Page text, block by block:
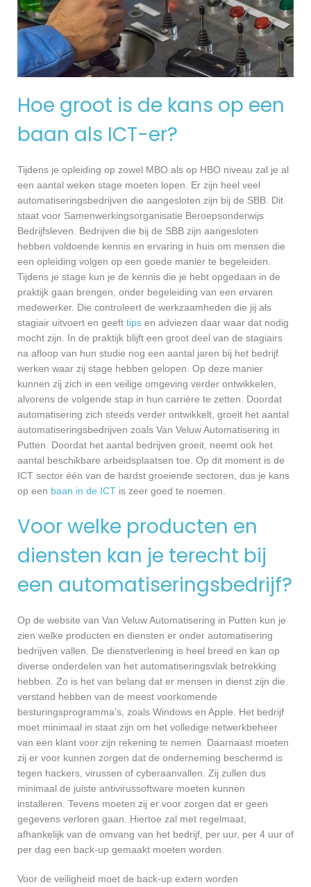
Hoe groot is de kans op een
baan als ICT-er?
Tijdens je opleiding op zowel MBO als op HBO niveau zal je al
een aantal weken stage moeten lopen. Er zijn heel veel
automatiseringsbedrijven die aangesloten zijn bij de SBB. Dit
staat voor Samenwerkingsorganisatie Beroepsonderwijs
Bedrijfsleven. Bedrijven die bij de SBB zijn aangesloten
hebben voldoende kennis en ervaring in huis om mensen die
een opleiding volgen op een goede manier te begeleiden.
Tijdens je stage kun je de kennis die je hebt opgedaan in de
praktijk gaan brengen, onder begeleiding van een ervaren
medewerker. Die controleert de werkzaamheden die jij als
stagiair uitvoert en geeft tips en adviezen daar waar dat nodig
mocht zijn. In de praktijk blijft een groot deel van de stagiairs
na afloop van hun studie nog een aantal jaren bij het bedrijf
werken waar zij stage hebben gelopen. Op deze manier
kunnen zij zich in een veilige omgeving verder ontwikkelen,
alvorens de volgende stap in hun carrière te zetten. Doordat
automatisering zich steeds verder ontwikkelt, groeit het aantal
automatiseringsbedrijven zoals Van Veluw Automatisering in
Putten. Doordat het aantal bedrijven groeit, neemt ook het
aantal beschikbare arbeidsplaatsen toe. Op dit moment is de
ICT sector één van de hardst groeiende sectoren, dus je kans
op een baan in de ICT is zeer goed te noemen.
Voor welke producten en
diensten kan je terecht bij
een automatiseringsbedrijf?
Op de website van Van Veluw Automatisering in Putten kun je
zien welke producten en diensten er onder automatisering
bedrijven vallen. De dienstverlening is heel breed en kan op
diverse onderdelen van het automatiseringsvlak betrekking
hebben. Zo is het van belang dat er mensen in dienst zijn die
verstand hebben van de meest voorkomende
besturingsprogramma’s, zoals Windows en Apple. Het bedrijf
moet minimaal in staat zijn om het volledige netwerkbeheer
van een klant voor zijn rekening te nemen. Daarnaast moeten
zij er voor kunnen zorgen dat de onderneming beschermd is
tegen hackers, virussen of cyberaanvallen. Zij zullen dus
minimaal de juiste antivirussoftware moeten kunnen
installeren. Tevens moeten zij er voor zorgen dat er geen
gegevens verloren gaan. Hiertoe zal met regelmaat,
afhankelijk van de omvang van het bedrijf, per uur, per 4 uur of
per dag een back-up gemaakt moeten worden.
Voor de veiligheid moet de back-up extern worden